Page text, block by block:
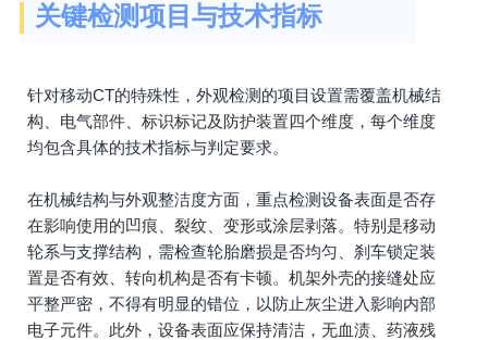
关键检测项目与技术指标
针对移动CT的特殊性，外观检测的项目设置需覆盖机械结
构、电气部件、标识标记及防护装置四个维度，每个维度
均包含具体的技术指标与判定要求。
在机械结构与外观整洁度方面，重点检测设备表面是否存
在影响使用的凹痕、裂纹、变形或涂层剥落。特别是移动
轮系与支撑结构，需检查轮胎磨损是否均匀、刹车锁定装
置是否有效、转向机构是否有卡顿。机架外壳的接缝处应
平整严密，不得有明显的错位，以防止灰尘进入影响内部
电子元件。此外，设备表面应保持清洁，无血渍、药液残